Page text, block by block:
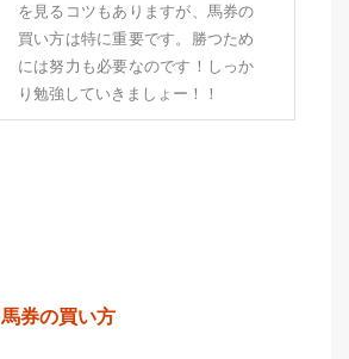
を見るコツもありますが、馬券の
買い方は特に重要です。勝つため
には努力も必要なのです！しっか
り勉強していきましょー！！
馬券の買い方